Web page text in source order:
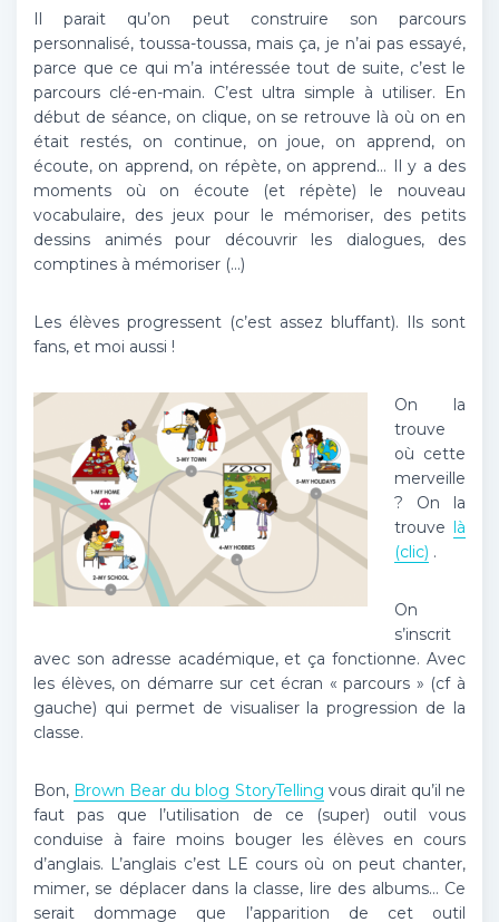
Il parait qu’on peut construire son parcours
personnalisé, toussa-toussa, mais ça, je n’ai pas essayé,
parce que ce qui m’a intéressée tout de suite, c’est le
parcours clé-en-main. C’est ultra simple à utiliser. En
début de séance, on clique, on se retrouve là où on en
était restés, on continue, on joue, on apprend, on
écoute, on apprend, on répète, on apprend… Il y a des
moments où on écoute (et répète) le nouveau
vocabulaire, des jeux pour le mémoriser, des petits
dessins animés pour découvrir les dialogues, des
comptines à mémoriser (…)
Les élèves progressent (c’est assez bluffant). Ils sont
fans, et moi aussi !
On la
trouve
où cette
merveille
? On la
trouve là
(clic) .
On
s’inscrit
avec son adresse académique, et ça fonctionne. Avec
les élèves, on démarre sur cet écran « parcours » (cf à
gauche) qui permet de visualiser la progression de la
classe.
Bon, Brown Bear du blog StoryTelling vous dirait qu’il ne
faut pas que l’utilisation de ce (super) outil vous
conduise à faire moins bouger les élèves en cours
d’anglais. L’anglais c’est LE cours où on peut chanter,
mimer, se déplacer dans la classe, lire des albums… Ce
serait dommage que l’apparition de cet outil